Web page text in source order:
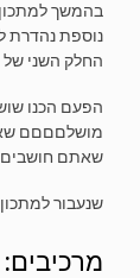
בהמשך
נוספת נהדרת
החלק השני של
הפעם הכנו
מושלםםםם
שאתם
שנעבור
מרכיבים: